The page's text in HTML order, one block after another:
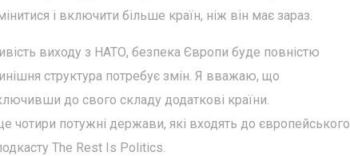
і включити більше країн, ніж він має зараз.
виходу з НАТО, безпека Європи буде повністю
структура потребує змін. Я вважаю, що
до свого складу додаткові країни.
чотири потужні держави, які входять до європейського
The Rest Is Politics.